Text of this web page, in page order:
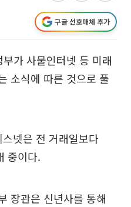
구글 선호매체 추가
가 사물인터넷 등 미래
소식에 따른 것으로 풀
넷은 전 거래일보다
중이다.
장관은 신년사를 통해